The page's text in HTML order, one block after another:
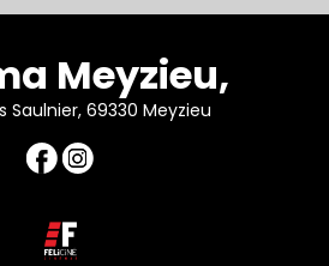
Meyzieu,
Saulnier, 69330 Meyzieu